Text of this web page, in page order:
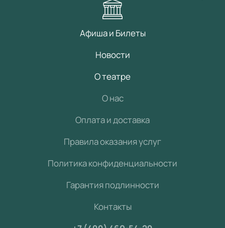
Афиша и Билеты
Новости
О театре
О нас
Оплата и доставка
Правила оказания услуг
Политика конфиденциальности
Гарантия подлинности
Контакты